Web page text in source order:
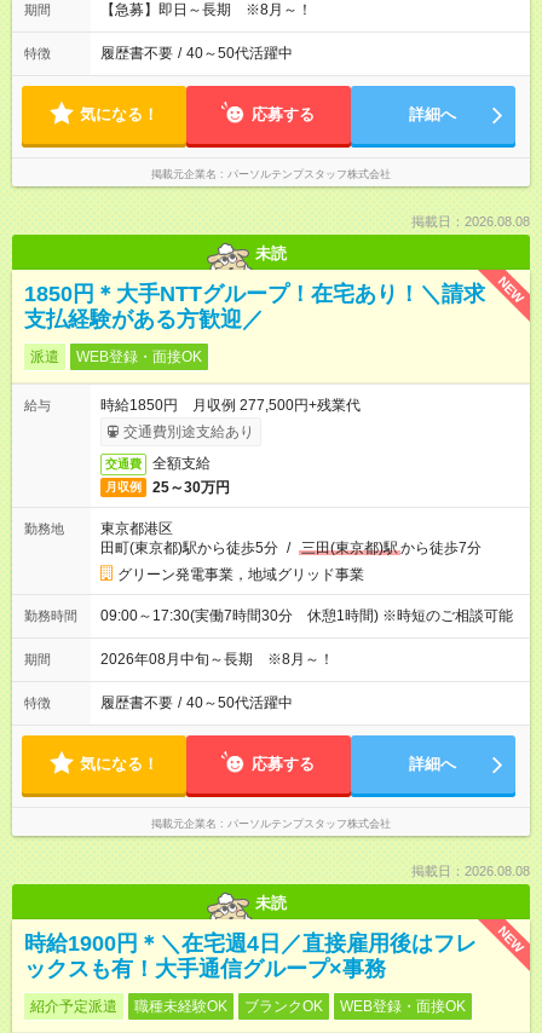
期間 【急募】即日～長期 ※8月～！
特徴 履歴書不要 / 40～50代活躍中
気になる！ 応募する 詳細へ
掲載元企業名 パーソルテンプスタッフ株式会社
掲載日：2026.08.08
未読
NEW
1850円＊大手NTTグループ！在宅あり！＼請求
支払経験がある方歓迎／
派遣 WEB登録・面接OK
給与
時給1850円 月収例 277,500円+残業代
交通費別途支給あり
交通費 全額支給
月収例 25～30万円
勤務地
東京都港区
田町(東京都)駅から徒歩5分 / 三田(東京都)駅から徒歩7分
グリーン発電事業，地域グリッド事業
勤務時間 09:00～17:30(実働7時間30分 休憩1時間) ※時短のご相談可能
期間 2026年08月中旬～長期 ※8月～！
特徴 履歴書不要 / 40～50代活躍中
気になる！ 応募する 詳細へ
掲載元企業名 パーソルテンプスタッフ株式会社
掲載日：2026.08.08
未読
NEW
時給1900円＊＼在宅週4日／直接雇用後はフレ
ックスも有！大手通信グループ×事務
紹介予定派遣 職種未経験OK ブランクOK WEB登録・面接OK